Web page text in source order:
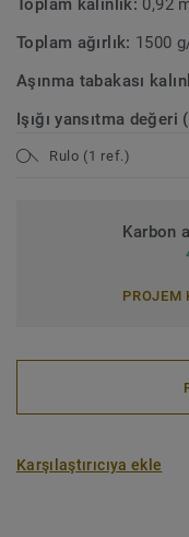
Toplam kalınlık: 0,92
Toplam ağırlık: 1500
Aşınma tabakası
Işığı yansıtma değeri
Rulo (1 ref.)
Karbon
PROJEM
Karşılaştırıcıya ekle